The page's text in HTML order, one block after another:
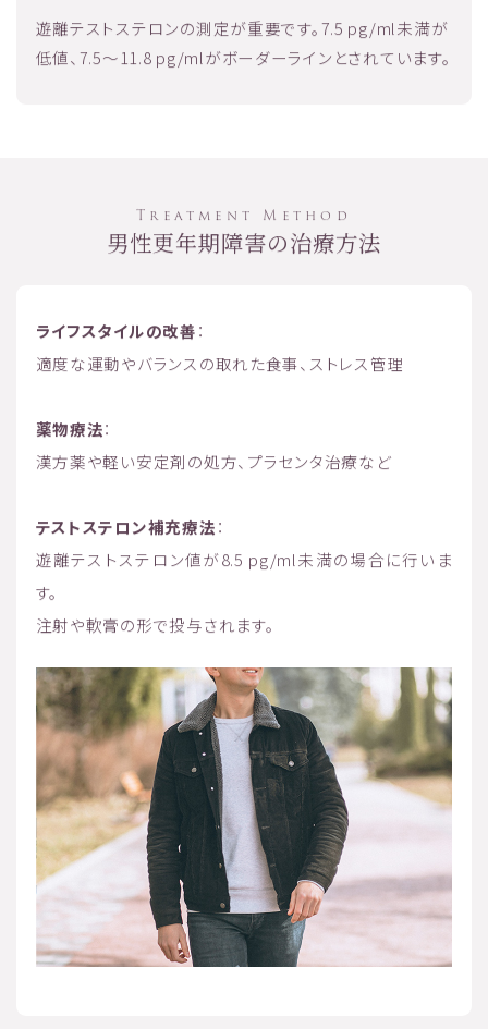
遊離テストステロンの測定が重要です。7.5 pg/ml未満が
低値、7.5〜11.8 pg/mlがボーダーラインとされています。
Treatment Method
男性更年期障害の治療方法
ライフスタイルの改善：
適度な運動やバランスの取れた食事、ストレス管理
薬物療法：
漢方薬や軽い安定剤の処方、プラセンタ治療など
テストステロン補充療法：
遊離テストステロン値が8.5 pg/ml未満の場合に行いま
す。
注射や軟膏の形で投与されます。